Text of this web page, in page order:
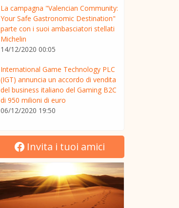
La campagna "Valencian Community:
Your Safe Gastronomic Destination"
parte con i suoi ambasciatori stellati
Michelin
14/12/2020 00:05
International Game Technology PLC
(IGT) annuncia un accordo di vendita
del business italiano del Gaming B2C
di 950 milioni di euro
06/12/2020 19:50
Invita i tuoi amici